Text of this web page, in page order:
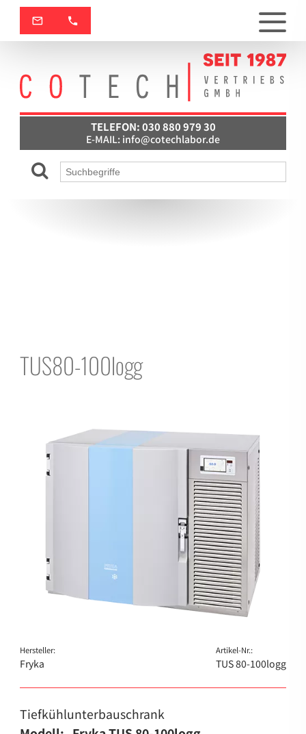
TELEFON: 030 880 979 30
E-MAIL: info@cotechlabor.de
TUS80-100logg
Hersteller:
Fryka
Artikel-Nr.:
TUS 80-100logg
Tiefkühlunterbauschrank